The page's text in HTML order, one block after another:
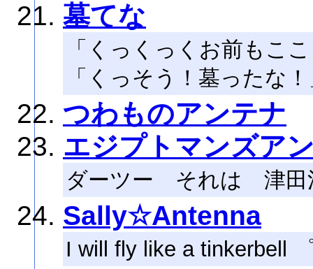
墓てな
「くっくっくお前もこ
「くっそう！墓ったな
つわものアンテナ
エジプトマンズア
ダーツー それは 津田
Sally☆Antenna
I will fly like a tinkerbell